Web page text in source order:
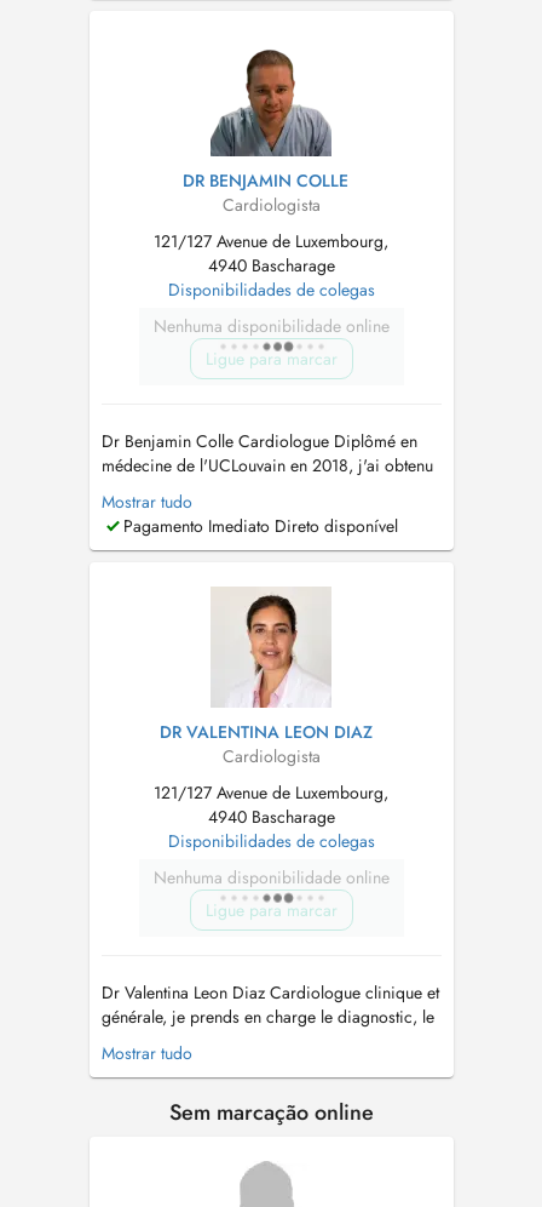
DR BENJAMIN COLLE
Cardiologista
121/127 Avenue de Luxembourg,
4940 Bascharage
Disponibilidades de colegas
Nenhuma disponibilidade online
Ligue para marcar
Dr Benjamin Colle Cardiologue Diplômé en
médecine de l'UCLouvain en 2018, j'ai obtenu
mon titre de spécialiste en cardiologie en
2024 à l'UCLouvain. Jai complété ma formation
par un Certificat Interuniversitaire en
2024) ainsi qu'un DIU de Cardiomyo...
Mostrar tudo
Pagamento Imediato Direto disponível
DR VALENTINA LEON DIAZ
Cardiologista
121/127 Avenue de Luxembourg,
4940 Bascharage
Disponibilidades de colegas
Nenhuma disponibilidade online
Ligue para marcar
Dr Valentina Leon Diaz Cardiologue clinique et
générale, je prends en charge le diagnostic, le
traitement et le suivi des maladies
cardiovasculaires. J'accorde une attention
prends le temps de répondre à leurs questions
Mostrar tudo
Sem marcação online